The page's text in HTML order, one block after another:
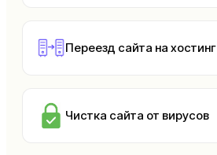
Переезд сайта на хостинг
Чистка сайта от вирусов